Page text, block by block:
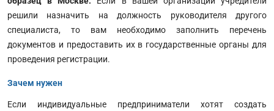
решили назначить на должность руководителя другого
специалиста, то вам необходимо заполнить перечень
документов и предоставить их в государственные органы для
проведения регистрации.
Зачем нужен
Если индивидуальные предприниматели хотят создать